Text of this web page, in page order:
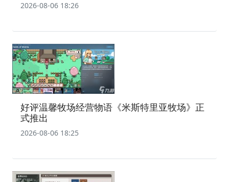
2026-08-06 18:26
好评温馨牧场经营物语《米斯特里亚牧场》正
式推出
2026-08-06 18:25